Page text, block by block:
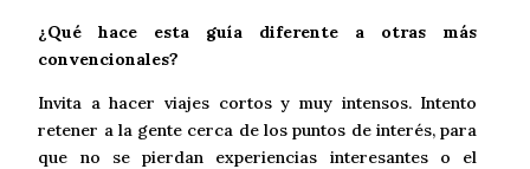
¿Qué hace esta guía diferente a otras más
convencionales?
Invita a hacer viajes cortos y muy intensos. Intento
retener a la gente cerca de los puntos de interés, para
que no se pierdan experiencias interesantes o el